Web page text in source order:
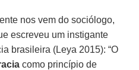
nos vem do sociólogo,
escreveu um instigante
brasileira (Leya 2015): “O
como princípio de